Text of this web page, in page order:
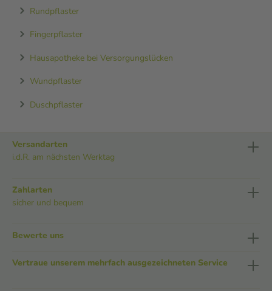
Rundpflaster
Fingerpflaster
Hausapotheke bei Versorgungslücken
Wundpflaster
Duschpflaster
Versandarten
i.d.R. am nächsten Werktag
Zahlarten
sicher und bequem
Bewerte uns
Vertraue unserem mehrfach ausgezeichneten Service